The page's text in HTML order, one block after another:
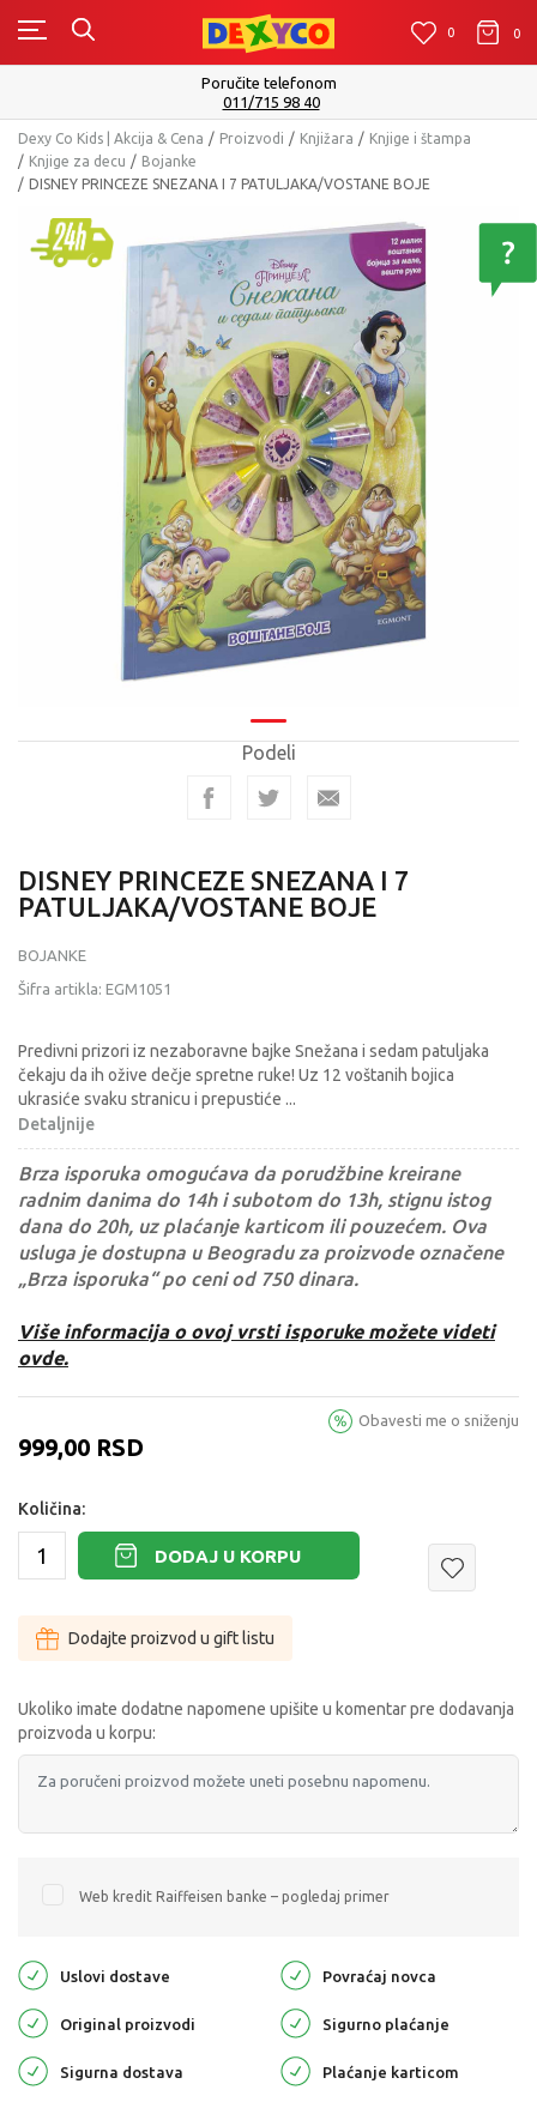
0 0 0
Isporuku možete očekivati u roku od 2 do 4 radna dana!
Pogledaj više
Dexy Co Kids | Akcija & Cena Proizvodi Knjižara
Knjige i štampa
Knjige za decu
Bojanke
DISNEY PRINCEZE SNEZANA I 7 PATULJAKA/VOSTANE BOJE
Podeli
DISNEY PRINCEZE SNEZANA I 7
PATULJAKA/VOSTANE BOJE
BOJANKE
Šifra artikla: EGM1051
Predivni prizori iz nezaboravne bajke Snežana i sedam patuljaka
čekaju da ih ožive dečje spretne ruke! Uz 12 voštanih bojica
ukrasiće svaku stranicu i prepustiće ...
Detaljnije
Brza isporuka omogućava da porudžbine kreirane
radnim danima do 14h i subotom do 13h, stignu istog
dana do 20h, uz plaćanje karticom ili pouzećem. Ova
usluga je dostupna u Beogradu za proizvode označene
„Brza isporuka“ po ceni od 750 dinara.
Više informacija o ovoj vrsti isporuke možete videti
ovde.
999,00 RSD
Obavesti me o sniženju
Količina:
DODAJ U KORPU
Dodajte proizvod u gift listu
Ukoliko imate dodatne napomene upišite u komentar pre dodavanja
proizvoda u korpu:
Web kredit Raiffeisen banke – pogledaj primer
Uslovi dostave Povraćaj novca
Original proizvodi Sigurno plaćanje
Sigurna dostava Plaćanje karticom